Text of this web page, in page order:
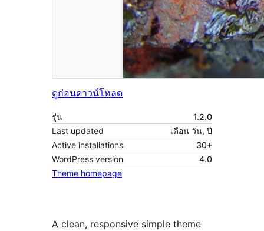
ดูก่อนดาวน์โหลด
รุ่น
1.2.0
Last updated
เดือน วัน, ปี
Active installations
30+
WordPress version
4.0
Theme homepage
A clean, responsive simple theme